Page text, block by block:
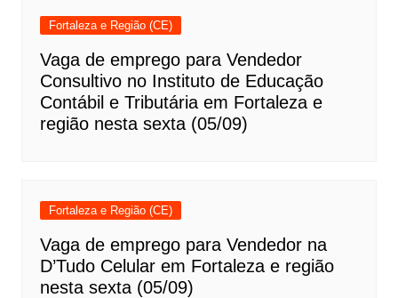
Fortaleza e Região (CE)
Vaga de emprego para Vendedor
Consultivo no Instituto de Educação
Contábil e Tributária em Fortaleza e
região nesta sexta (05/09)
Fortaleza e Região (CE)
Vaga de emprego para Vendedor na
D’Tudo Celular em Fortaleza e região
nesta sexta (05/09)